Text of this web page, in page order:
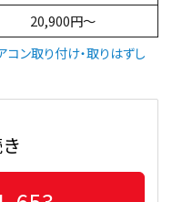
20,900円～
コン取り付け・取りはずし